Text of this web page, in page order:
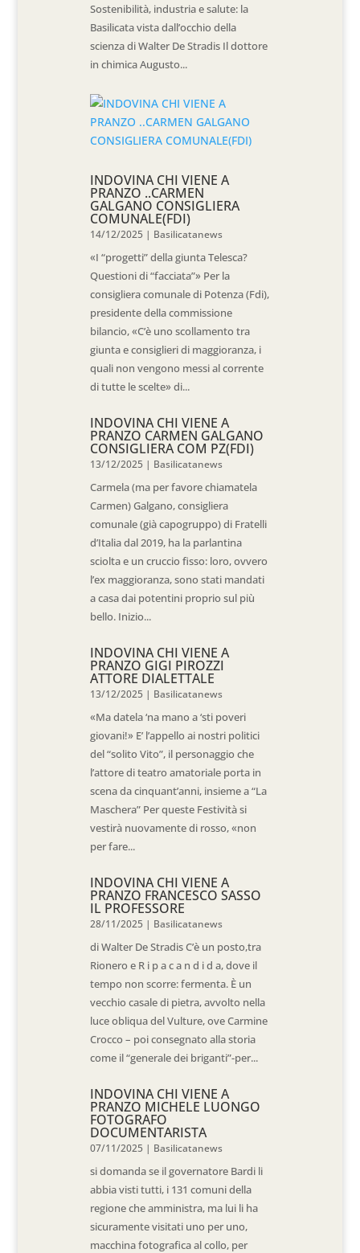
Sostenibilità, industria e salute: la
Basilicata vista dall’occhio della
scienza di Walter De Stradis Il dottore
in chimica Augusto...
INDOVINA CHI VIENE A
PRANZO ..CARMEN
GALGANO CONSIGLIERA
COMUNALE(FDI)
14/12/2025 | Basilicatanews
«I “progetti” della giunta Telesca?
Questioni di “facciata”» Per la
consigliera comunale di Potenza (Fdi),
presidente della commissione
bilancio, «C’è uno scollamento tra
giunta e consiglieri di maggioranza, i
quali non vengono messi al corrente
di tutte le scelte» di...
INDOVINA CHI VIENE A
PRANZO CARMEN GALGANO
CONSIGLIERA COM PZ(FDI)
13/12/2025 | Basilicatanews
Carmela (ma per favore chiamatela
Carmen) Galgano, consigliera
comunale (già capogruppo) di Fratelli
d’Italia dal 2019, ha la parlantina
sciolta e un cruccio fisso: loro, ovvero
l’ex maggioranza, sono stati mandati
a casa dai potentini proprio sul più
bello. Inizio...
INDOVINA CHI VIENE A
PRANZO GIGI PIROZZI
ATTORE DIALETTALE
13/12/2025 | Basilicatanews
«Ma datela ‘na mano a ‘sti poveri
giovani!» E’ l’appello ai nostri politici
del “solito Vito”, il personaggio che
l’attore di teatro amatoriale porta in
scena da cinquant’anni, insieme a “La
Maschera” Per queste Festività si
vestirà nuovamente di rosso, «non
per fare...
INDOVINA CHI VIENE A
PRANZO FRANCESCO SASSO
IL PROFESSORE
28/11/2025 | Basilicatanews
di Walter De Stradis C’è un posto,tra
Rionero e R i p a c a n d i d a, dove il
tempo non scorre: fermenta. È un
vecchio casale di pietra, avvolto nella
luce obliqua del Vulture, ove Carmine
Crocco – poi consegnato alla storia
come il “generale dei briganti”-per...
INDOVINA CHI VIENE A
PRANZO MICHELE LUONGO
FOTOGRAFO
DOCUMENTARISTA
07/11/2025 | Basilicatanews
si domanda se il governatore Bardi li
abbia visti tutti, i 131 comuni della
regione che amministra, ma lui li ha
sicuramente visitati uno per uno,
macchina fotografica al collo, per